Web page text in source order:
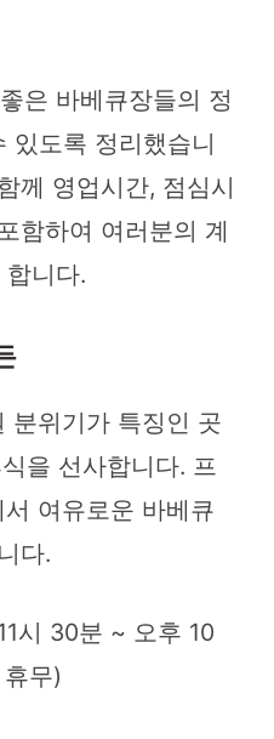
은 바베큐장들의 정
있도록 정리했습니
께 영업시간, 점심시
함하여 여러분의 계
니다.
분위기가 특징인 곳
을 선사합니다. 프
여유로운 바베큐
다.
시 30분 ~ 오후 10
무)